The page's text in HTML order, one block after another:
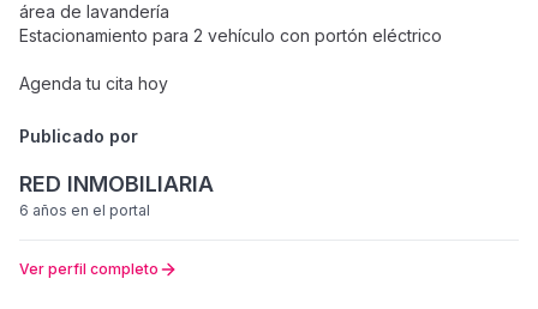
área de lavandería
Estacionamiento para 2 vehículo con portón eléctrico
Agenda tu cita hoy
Publicado por
RED INMOBILIARIA
6 años en el portal
Ver perfil completo